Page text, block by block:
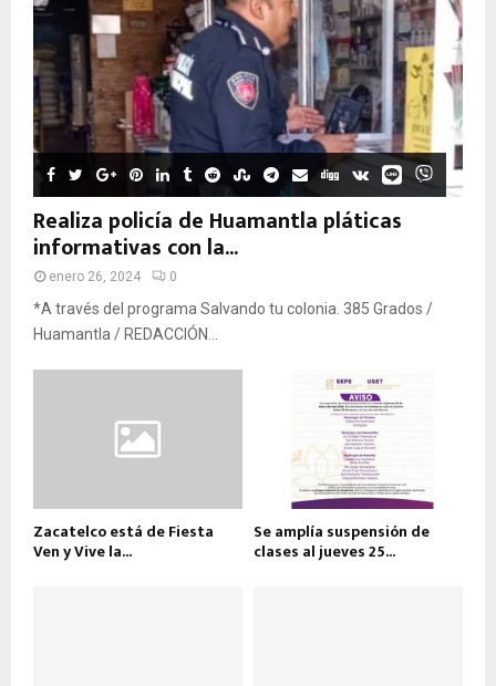
Realiza policía de Huamantla pláticas
informativas con la...
enero 26, 2024 0
*A través del programa Salvando tu colonia. 385 Grados /
Huamantla / REDACCIÓN...
Zacatelco está de Fiesta
Ven y Vive la...
Se amplía suspensión de
clases al jueves 25...